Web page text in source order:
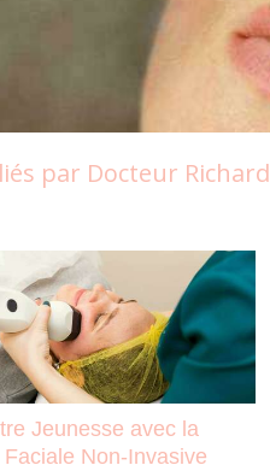
par Docteur
Jeunesse avec la
Non-Invasive